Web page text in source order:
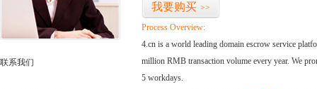
联系我们
我要购买 >>
Process Overview:
4.cn is a world leading domain escrow service
million RMB transaction volume every year. We
5 workdays.